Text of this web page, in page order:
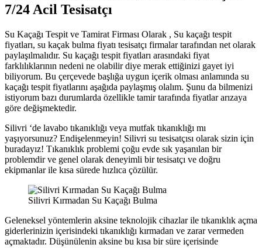
7/24 Acil Tesisatçı
Su Kaçağı Tespit ve Tamirat Firması Olarak , Su kaçağı tespit
fiyatları, su kaçak bulma fiyatı tesisatçı firmalar tarafından net olarak
paylaşılmalıdır. Su kaçağı tespit fiyatları arasındaki fiyat
farklılıklarının nedeni ne olabilir diye merak ettiğinizi gayet iyi
biliyorum. Bu çerçevede başlığa uygun içerik olması anlamında su
kaçağı tespit fiyatlarını aşağıda paylaşmış olalım. Şunu da bilmenizi
istiyorum bazı durumlarda özellikle tamir tarafında fiyatlar arızaya
göre değişmektedir.
Silivri ‘de lavabo tıkanıklığı veya mutfak tıkanıklığı mı
yaşıyorsunuz? Endişelenmeyin! Silivri su tesisatçısı olarak sizin için
buradayız! Tıkanıklık problemi çoğu evde sık yaşanılan bir
problemdir ve genel olarak deneyimli bir tesisatçı ve doğru
ekipmanlar ile kısa sürede hızlıca çözülür.
Silivri Kırmadan Su Kaçağı Bulma
Geleneksel yöntemlerin aksine teknolojik cihazlar ile tıkanıklık açma
giderlerinizin içerisindeki tıkanıklığı kırmadan ve zarar vermeden
açmaktadır. Düşünülenin aksine bu kısa bir süre içerisinde